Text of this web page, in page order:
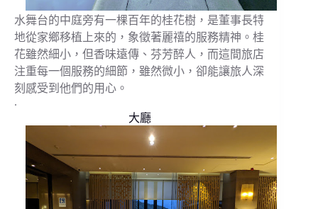
水舞台的中庭旁有一棵百年的桂花樹，是董事長特
地從家鄉移植上來的，象徵著麗禧的服務精神。桂
花雖然細小，但香味遠傳、芬芳醉人，而這間旅店
注重每一個服務的細節，雖然微小，卻能讓旅人深
刻感受到他們的用心。
.
大廳